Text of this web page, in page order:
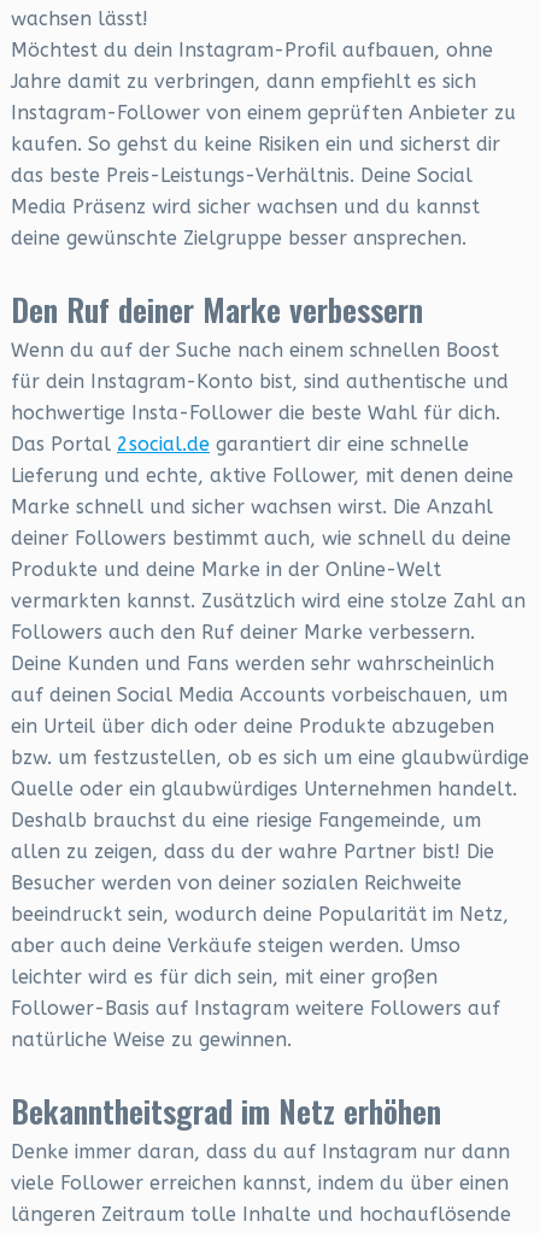
wachsen lässt!
Möchtest du dein Instagram-Profil aufbauen, ohne
Jahre damit zu verbringen, dann empfiehlt es sich
Instagram-Follower von einem geprüften Anbieter zu
kaufen. So gehst du keine Risiken ein und sicherst dir
das beste Preis-Leistungs-Verhältnis. Deine Social
Media Präsenz wird sicher wachsen und du kannst
deine gewünschte Zielgruppe besser ansprechen.
Den Ruf deiner Marke verbessern
Wenn du auf der Suche nach einem schnellen Boost
für dein Instagram-Konto bist, sind authentische und
hochwertige Insta-Follower die beste Wahl für dich.
Das Portal 2social.degarantiert dir eine schnelle
Lieferung und echte, aktive Follower, mit denen deine
Marke schnell und sicher wachsen wirst. Die Anzahl
deiner Followers bestimmt auch, wie schnell du deine
Produkte und deine Marke in der Online-Welt
vermarkten kannst. Zusätzlich wird eine stolze Zahl an
Followers auch den Ruf deiner Marke verbessern.
Deine Kunden und Fans werden sehr wahrscheinlich
auf deinen Social Media Accounts vorbeischauen, um
ein Urteil über dich oder deine Produkte abzugeben
bzw. um festzustellen, ob es sich um eine glaubwürdige
Quelle oder ein glaubwürdiges Unternehmen handelt.
Deshalb brauchst du eine riesige Fangemeinde, um
allen zu zeigen, dass du der wahre Partner bist! Die
Besucher werden von deiner sozialen Reichweite
beeindruckt sein, wodurch deine Popularität im Netz,
aber auch deine Verkäufe steigen werden. Umso
leichter wird es für dich sein, mit einer großen
Follower-Basis auf Instagram weitere Followers auf
natürliche Weise zu gewinnen.
Bekanntheitsgrad im Netz erhöhen
Denke immer daran, dass du auf Instagram nur dann
viele Follower erreichen kannst, indem du über einen
längeren Zeitraum tolle Inhalte und hochauflösende